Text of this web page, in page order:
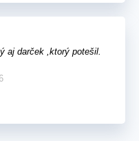
aj darček ,ktorý potešil.